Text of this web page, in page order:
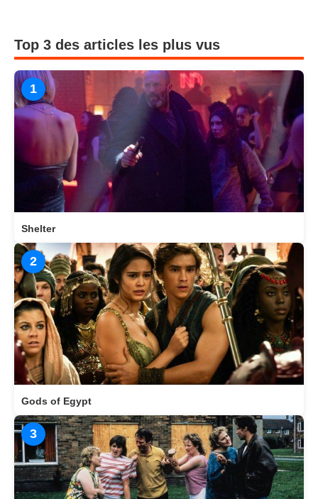
Top 3 des articles les plus vus
1
Shelter
2
Gods of Egypt
3